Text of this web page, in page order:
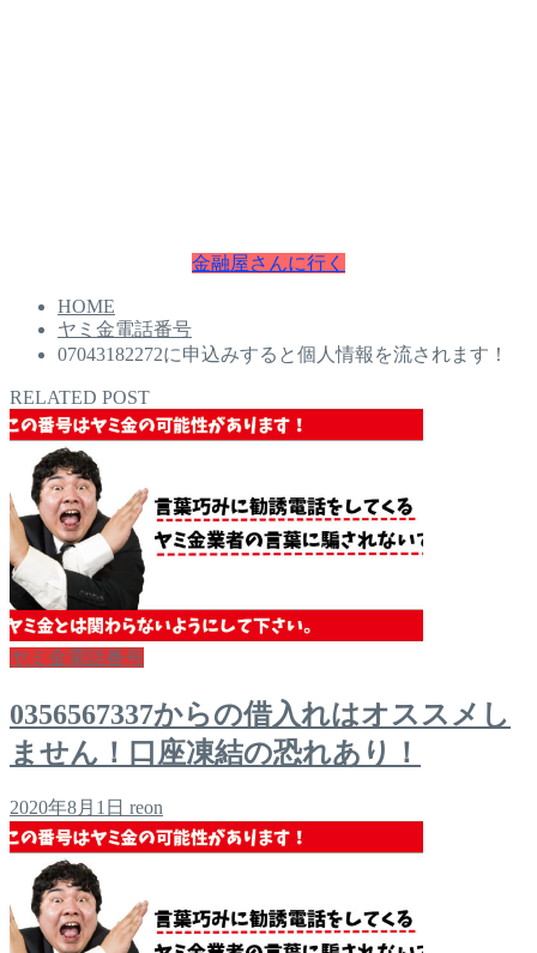
金融屋さんに行く
HOME
ヤミ金電話番号
07043182272に申込みすると個人情報を流されます！
RELATED POST
ヤミ金電話番号
0356567337からの借入れはオススメし
ません！口座凍結の恐れあり！
2020年8月1日 reon